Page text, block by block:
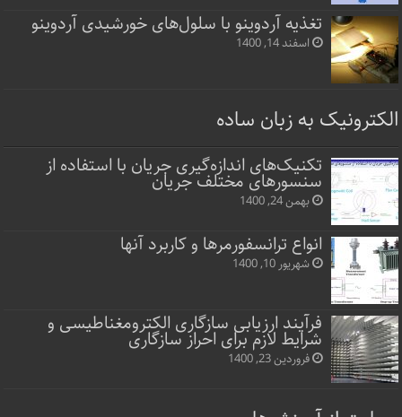
تغذیه آردوینو با سلول‌های خورشیدی آردوینو
اسفند 14, 1400
الکترونیک به زبان ساده
تکنیک‌های اندازه‌گیری جریان با استفاده از
سنسورهای مختلف جریان
بهمن 24, 1400
انواع ترانسفورمرها و کاربرد آنها
شهریور 10, 1400
فرآیند ارزیابی سازگاری الکترومغناطیسی و
شرایط لازم برای احراز سازگاری
فروردین 23, 1400